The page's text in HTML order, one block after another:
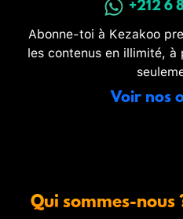
+212 6
Abonne-toi à Kezakoo
les contenus en illimité,
Voir nos
Qui sommes-nous